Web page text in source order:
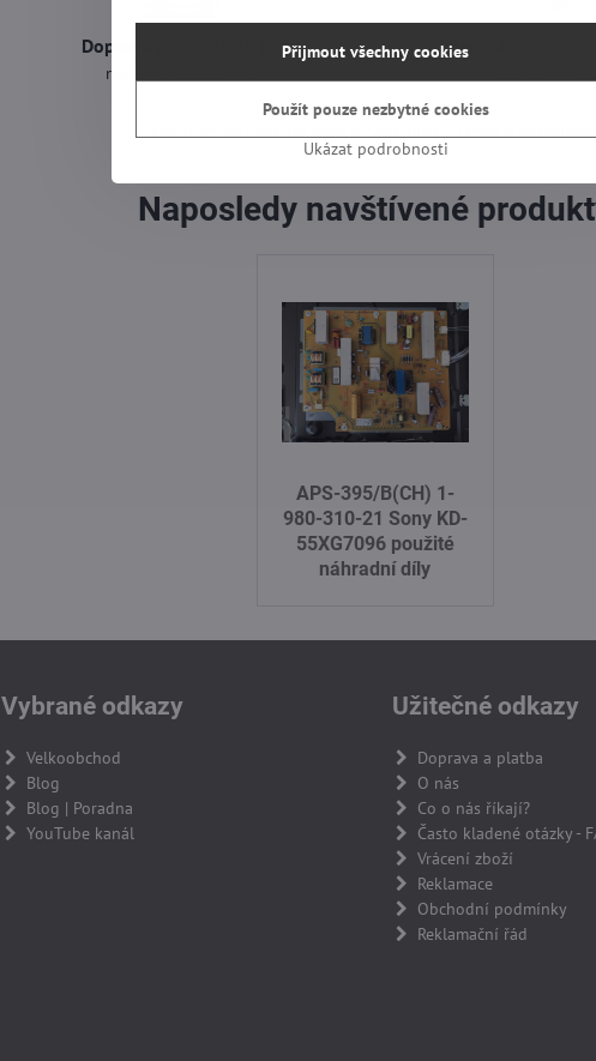
Doprava pouze za 89 Kč
nad 1500 Kč zdarma
Objednávky
odešleme
Naposledy navštívené
APS-395/B(CH) 1-
980-310-21 Sony KD-
55XG7096 použité
náhradní díly
Vybrané odkazy
Velkoobchod
Blog
Blog | Poradna
YouTube kanál
Užitečné odkazy
Doprava a platba
O nás
Co o nás říkají?
Často kladené otázky -
Vrácení zboží
Reklamace
Obchodní podmínky
Reklamační řád
Ukázat podrobnosti
Přijmout všechny cookies
Použít pouze nezbytné cookies